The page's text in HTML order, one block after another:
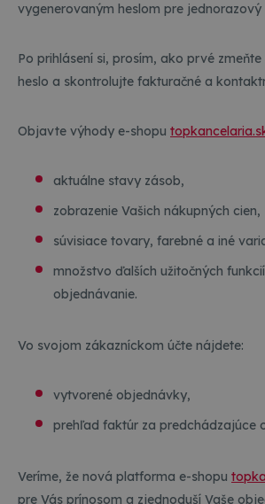
vygenerovaným heslom pre jednorazový
Po prihlásení si, prosím, ako prvé
heslo a skontrolujte fakturačné a
Objavte výhody e-shopu
aktuálne stavy zásob,
zobrazenie Vašich nákupných cien,
súvisiace tovary, farebné a iné
množstvo ďalších užitočných
objednávanie.
Vo svojom zákazníckom účte nájdete:
vytvorené objednávky,
prehľad faktúr za predchádzajúce
Veríme, že nová platforma e-shopu
pre Vás prínosom a zjednoduší Vaše